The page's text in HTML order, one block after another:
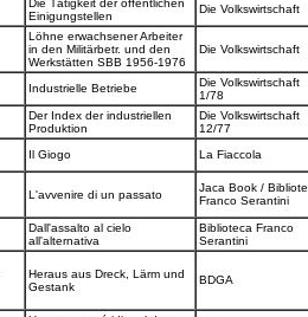
Die Tätigkeit der öffentlichen
Einigungstellen
Die Volkswirtschaft
Löhne erwachsener Arbeiter
in den Militärbetr. und den
Werkstätten SBB 1956-1976
Die Volkswirtschaft
Industrielle Betriebe
Die Volkswirtschaft
1/78
Der Index der industriellen
Produktion
Die Volkswirtschaft
12/77
Il Giogo La Fiaccola
L'avvenire di un passato
Jaca Book /
Franco Serantini
Dall'assalto al cielo
all'alternativa
Biblioteca Franco
Serantini
Heraus aus Dreck, Lärm und
Gestank
BDGA